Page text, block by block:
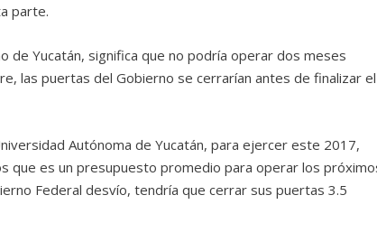
parte.
de Yucatán, significa que no podría operar dos meses
las puertas del Gobierno se cerrarían antes de finalizar el
Autónoma de Yucatán, para ejercer este 2017,
que es un presupuesto promedio para operar los
Federal desvío, tendría que cerrar sus puertas 3.5